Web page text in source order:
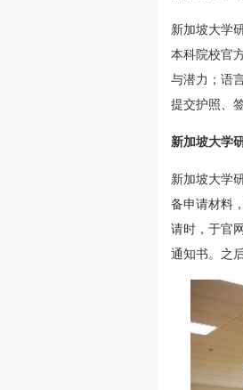
新加坡大学
本科院校官
与潜力；语
提交护照、
新加坡大学
新加坡大学
备申请材料
请时，于官
通知书。之